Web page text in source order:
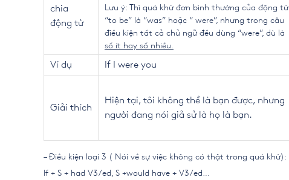
chia
động từ
Lưu ý: Thì quá khứ đơn bình thường của động từ
“to be” là “was” hoặc “ were”, nhưng trong câu
điều kiện tất cả chủ ngữ đều dùng “were”, dù là
số ít hay số nhiều.
Ví dụ If I were you
Giải thích
Hiện tại, tôi không thể là bạn được, nhưng
người đang nói giả sử là họ là bạn.
– Điều kiện loại 3 ( Nói về sự việc không có thật trong quá khứ):
If + S + had V3/ed, S +would have + V3/ed…